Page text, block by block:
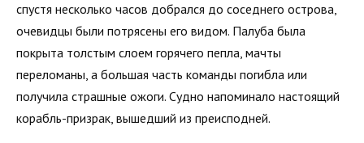
спустя несколько часов добрался до соседнего острова,
очевидцы были потрясены его видом. Палуба была
покрыта толстым слоем горячего пепла, мачты
переломаны, а большая часть команды погибла или
получила страшные ожоги. Судно напоминало настоящий
корабль-призрак, вышедший из преисподней.